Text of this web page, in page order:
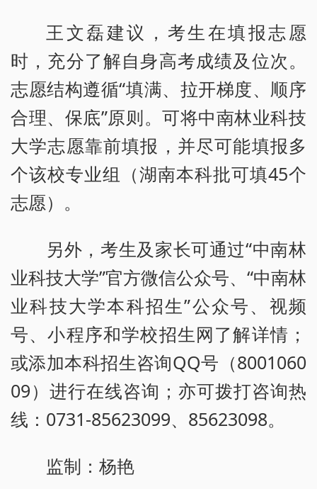
王文磊建议，考生在填报志愿
时，充分了解自身高考成绩及位次。
志愿结构遵循“填满、拉开梯度、顺序
合理、保底”原则。可将中南林业科技
大学志愿靠前填报，并尽可能填报多
个该校专业组（湖南本科批可填45个
志愿）。
另外，考生及家长可通过“中南林
业科技大学”官方微信公众号、“中南林
业科技大学本科招生”公众号、视频
号、小程序和学校招生网了解详情；
或添加本科招生咨询QQ号（8001060
09）进行在线咨询；亦可拨打咨询热
线：0731-85623099、85623098。
监制：杨艳